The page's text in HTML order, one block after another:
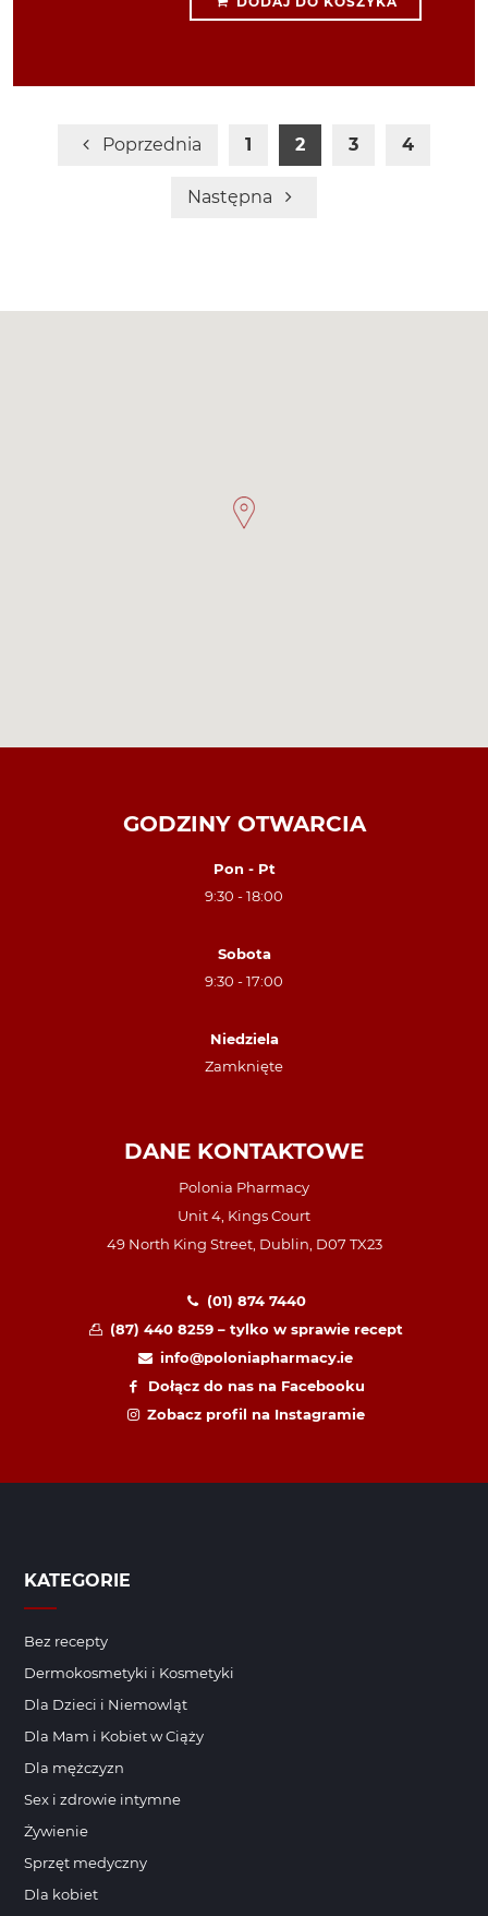
Poprzednia 1 2 3 4
Następna
GODZINY OTWARCIA
Pon - Pt
9:30 - 18:00
Sobota
9:30 - 17:00
Niedziela
Zamknięte
DANE KONTAKTOWE
Polonia Pharmacy
Unit 4, Kings Court
49 North King Street, Dublin, D07 TX23
(01) 874 7440
(87) 440 8259 – tylko w sprawie recept
info@poloniapharmacy.ie
Dołącz do nas na Facebooku
Zobacz profil na Instagramie
KATEGORIE
Bez recepty
Dermokosmetyki i Kosmetyki
Dla Dzieci i Niemowląt
Dla Mam i Kobiet w Ciąży
Dla mężczyzn
Sex i zdrowie intymne
Żywienie
Sprzęt medyczny
Dla kobiet